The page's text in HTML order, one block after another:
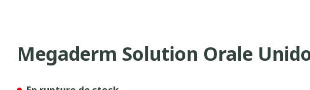
28 X 4ml
Megaderm Solution Orale